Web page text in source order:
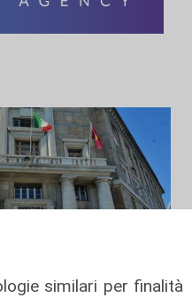
similari per finalità